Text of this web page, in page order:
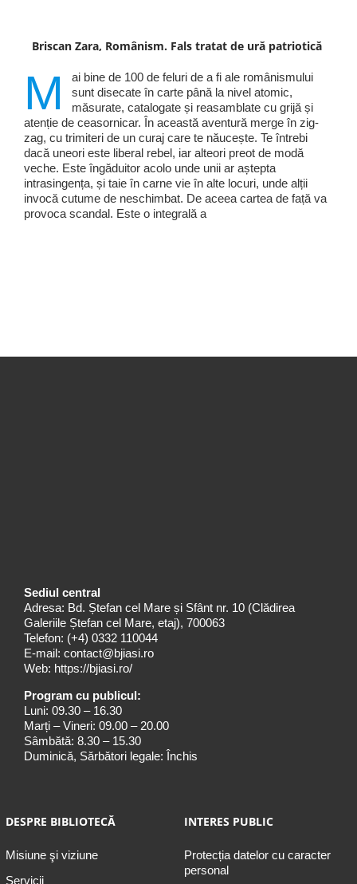
Briscan Zara, Românism. Fals tratat de ură patriotică
M
ai bine de 100 de feluri de a fi ale românismului
sunt disecate în carte până la nivel atomic,
măsurate, catalogate și reasamblate cu grijă și
atenție de ceasornicar. În această aventură merge în zig-
zag, cu trimiteri de un curaj care te năucește. Te întrebi
dacă uneori este liberal rebel, iar alteori preot de modă
veche. Este îngăduitor acolo unde unii ar aștepta
intrasingența, și taie în carne vie în alte locuri, unde alții
invocă cutume de neschimbat. De aceea cartea de față va
provoca scandal. Este o integrală a
Sediul central
Adresa: Bd. Ștefan cel Mare și Sfânt nr. 10 (Clădirea
Galeriile Ștefan cel Mare, etaj), 700063
Telefon: (+4) 0332 110044
E-mail: contact@bjiasi.ro
Web: https://bjiasi.ro/
Program cu publicul:
Luni: 09.30 – 16.30
Marți – Vineri: 09.00 – 20.00
Sâmbătă: 8.30 – 15.30
Duminică, Sărbători legale: Închis
DESPRE BIBLIOTECĂ
Misiune şi viziune
Servicii
INTERES PUBLIC
Protecția datelor cu caracter
personal